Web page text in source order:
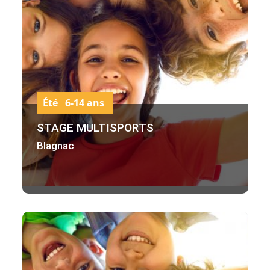
STAGE MULTISPORTS
Blagnac
Été 6-14 ans